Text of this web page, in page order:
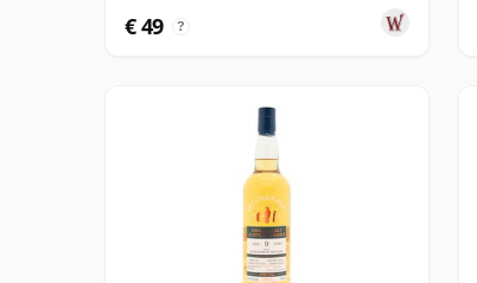
€ 49 ?